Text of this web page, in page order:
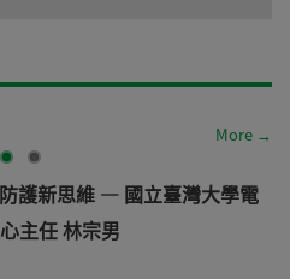
More →
護新思維 — 國立臺灣大學電
主任 林宗男